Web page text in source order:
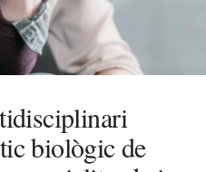
biològic de